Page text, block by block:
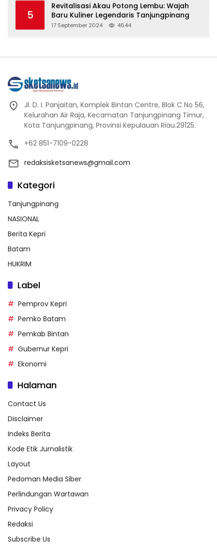
5
Revitalisasi Akau Potong Lembu: Wajah
Baru Kuliner Legendaris Tanjungpinang
17 September 2024 4644
Jl. D. I. Panjaitan, Komplek Bintan Centre, Blok C No 56,
Kelurahan Air Raja, Kecamatan Tanjungpinang Timur,
Kota Tanjungpinang, Provinsi Kepulauan Riau.29125.
+62 851-7109-0228
redaksisketsanews@gmail.com
Kategori
Tanjungpinang
NASIONAL
Berita Kepri
Batam
HUKRIM
Label
Pemprov Kepri
Pemko Batam
Pemkab Bintan
Gubernur Kepri
Ekonomi
Halaman
Contact Us
Disclaimer
Indeks Berita
Kode Etik Jurnalistik
Layout
Pedoman Media Siber
Perlindungan Wartawan
Privacy Policy
Redaksi
Subscribe Us